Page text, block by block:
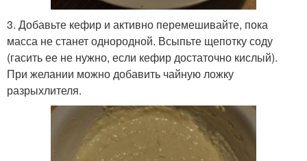
3. Добавьте кефир и активно перемешивайте, пока
масса не станет однородной. Всыпьте щепотку соду
(гасить ее не нужно, если кефир достаточно кислый).
При желании можно добавить чайную ложку
разрыхлителя.